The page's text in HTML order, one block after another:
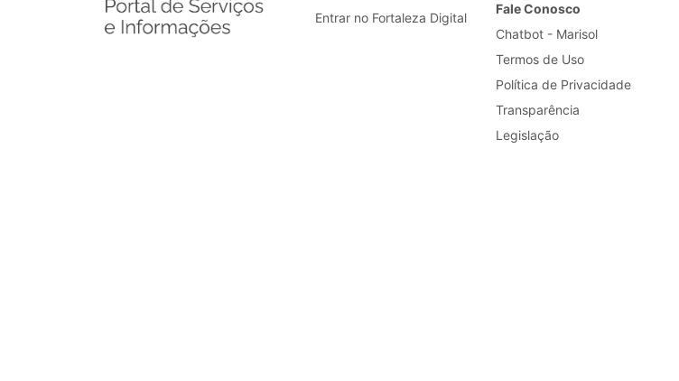
Entrar no Fortaleza Digital
Fale Conosco
Chatbot - Marisol
Termos de Uso
Política de Privacidade
Transparência
Legislação